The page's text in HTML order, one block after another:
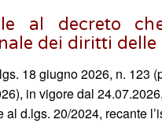
al decreto
dei diritti
18 giugno 2026, n. 123
in vigore dal
al d.lgs. 20/2024, recante